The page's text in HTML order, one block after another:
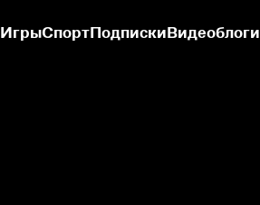
ИгрыСпортПодпискиВидеоблоги